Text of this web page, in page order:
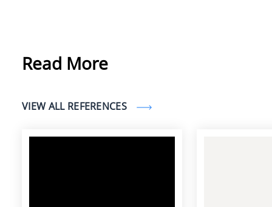
Read More
VIEW ALL REFERENCES